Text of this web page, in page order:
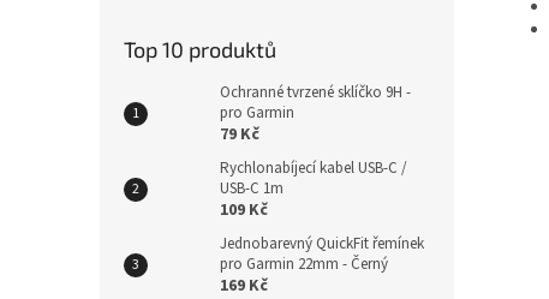
Top 10 produktů
Ochranné tvrzené sklíčko 9H -
pro Garmin
79 Kč
Rychlonabíjecí kabel USB-C /
USB-C 1m
109 Kč
Jednobarevný QuickFit řemínek
pro Garmin 22mm - Černý
169 Kč